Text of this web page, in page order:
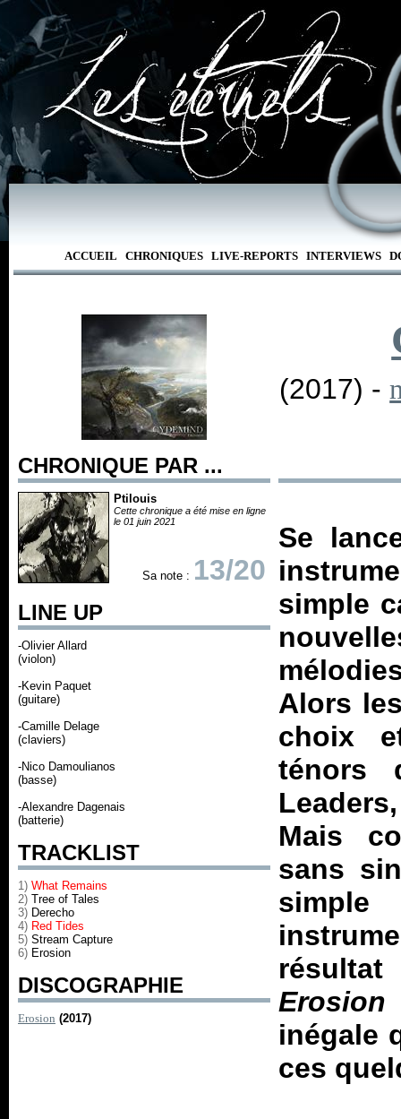
ACCUEIL CHRONIQUES LIVE-REPORTS INTERVIEWS
CHRONIQUE PAR ...
Ptilouis
Cette chronique a été mise en ligne
le 01 juin 2021
Sa note : 13/20
LINE UP
-Olivier Allard
(violon)
-Kevin Paquet
(guitare)
-Camille Delage
(claviers)
-Nico Damoulianos
(basse)
-Alexandre Dagenais
(batterie)
TRACKLIST
1) What Remains
2) Tree of Tales
3) Derecho
4) Red Tides
5) Stream Capture
6) Erosion
DISCOGRAPHIE
Erosion (2017)
(2017) -
Se
simple
Alors
choix
ténors
Mais
sans
résultat
Erosion
inégale
ces